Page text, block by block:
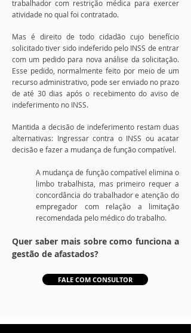
trabalhador com restrição médica para exercer
atividade no qual foi contratado.
Mas é direito de todo cidadão cujo benefício
solicitado tiver sido indeferido pelo INSS de entrar
com um pedido para nova análise da solicitação.
Esse pedido, normalmente feito por meio de um
recurso administrativo, pode ser enviado no prazo
de até 30 dias após o recebimento do aviso de
indeferimento no INSS.
Mantida a decisão de indeferimento restam duas
alternativas: Ingressar contra o INSS ou acatar
decisão e fazer a mudança de função compatível.
A mudança de função compatível elimina o
limbo trabalhista, mas primeiro requer a
concordância do trabalhador e atenção do
empregador com relação a limitação
recomendada pelo médico do trabalho.
Quer saber mais sobre como funciona a
gestão de afastados?
FALE COM CONSULTOR